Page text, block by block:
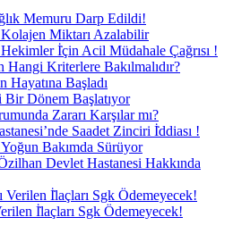
Memuru Darp Edildi!
Miktarı Azalabilir
İ̇çin Acil Müdahale Çağrısı !
Kriterlere Bakılmalıdır?
Başladı
Bir Dönem Başlatıyor
Zararı Karşılar mı?
Saadet Zinciri İ̇ddiası !
Bakımda Sürüyor
Devlet Hastanesi Hakkında
İ̇laçları Sgk Ödemeyecek!